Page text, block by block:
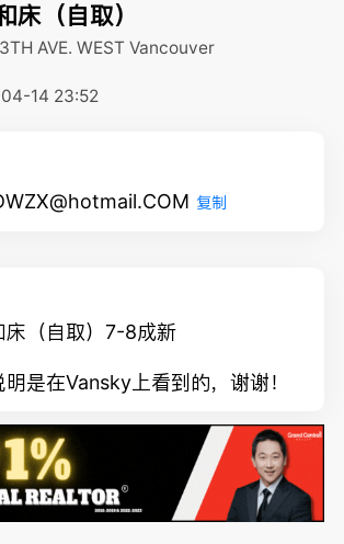
床（自取）
AVE. WEST Vancouver
14 23:52
复制
床（自取）7-8成新
是在Vansky上看到的，谢谢！